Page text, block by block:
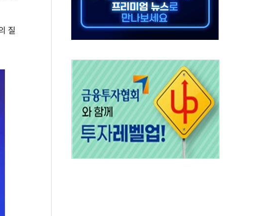
수도권 집중 완화 전환점"
질